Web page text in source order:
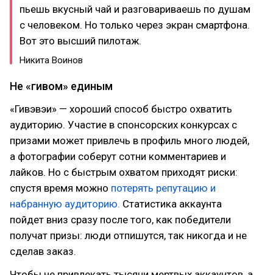
пьешь вкусный чай и разговариваешь по душам
с человеком. Но только через экран смартфона.
Вот это высший пилотаж.
Никита Воинов
Не «гивом» единым
«Гивэвэи» — хороший способ быстро охватить
аудиторию. Участие в спонсорских конкурсах с
призами может привлечь в профиль много людей,
а фотографии соберут сотни комментариев и
лайков. Но с быстрым охватом приходят риски:
спустя время можно потерять репутацию и
набранную аудиторию. Статистика аккаунта
пойдет вниз сразу после того, как победители
получат призы: люди отпишутся, так никогда и не
сделав заказ.